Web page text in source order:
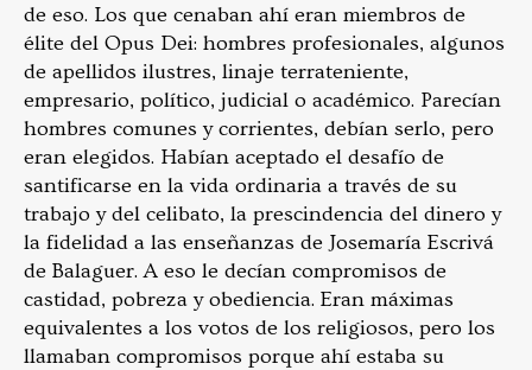
de eso. Los que cenaban ahí eran miembros de
élite del Opus Dei: hombres profesionales, algunos
de apellidos ilustres, linaje terrateniente,
empresario, político, judicial o académico. Parecían
hombres comunes y corrientes, debían serlo, pero
eran elegidos. Habían aceptado el desafío de
santificarse en la vida ordinaria a través de su
trabajo y del celibato, la prescindencia del dinero y
la fidelidad a las enseñanzas de Josemaría Escrivá
de Balaguer. A eso le decían compromisos de
castidad, pobreza y obediencia. Eran máximas
equivalentes a los votos de los religiosos, pero los
llamaban compromisos porque ahí estaba su